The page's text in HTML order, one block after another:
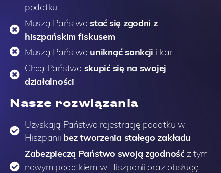
podatku
Muszą Państwostać się zgodni z
hiszpańskim fiskusem
Muszą Państwo uniknąć sankcji i kar
Chcą Państwo skupić się na swojej
działalności
Nasze rozwiązania
Uzyskają Państwo rejestrację podatku w
Hiszpanii bez tworzenia stałego zakładu
Zabezpieczą Państwo swoją zgodnośćz tym
nowym podatkiem w Hiszpanii oraz obsługę